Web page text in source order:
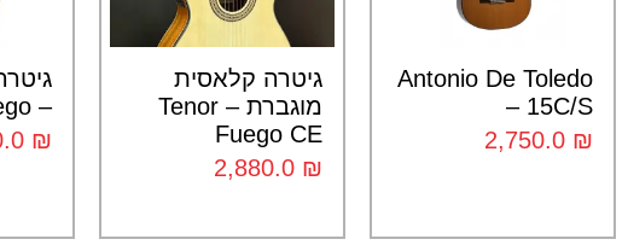
Antonio De Toledo
– 15C/S
₪
גיטרה קלאסית
מוגברת – Tenor
Fuego CE
₪
– Tenor Fuego
₪